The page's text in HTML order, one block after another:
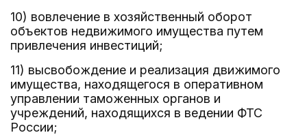
10) вовлечение в хозяйственный оборот
объектов недвижимого имущества путем
привлечения инвестиций;
11) высвобождение и реализация движимого
имущества, находящегося в оперативном
управлении таможенных органов и
учреждений, находящихся в ведении ФТС
России;